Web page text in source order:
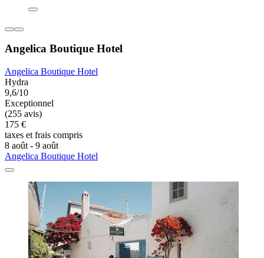
Angelica Boutique Hotel
Angelica Boutique Hotel
Hydra
9,6/10
Exceptionnel
(255 avis)
175 €
taxes et frais compris
8 août - 9 août
Angelica Boutique Hotel